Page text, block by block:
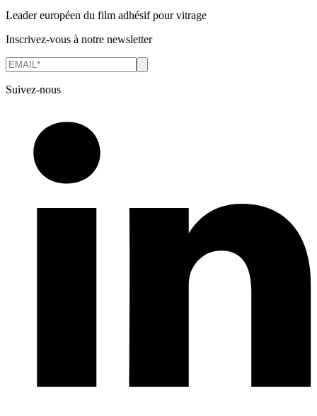
Leader européen du film adhésif pour vitrage
Inscrivez-vous à notre newsletter
Suivez-nous